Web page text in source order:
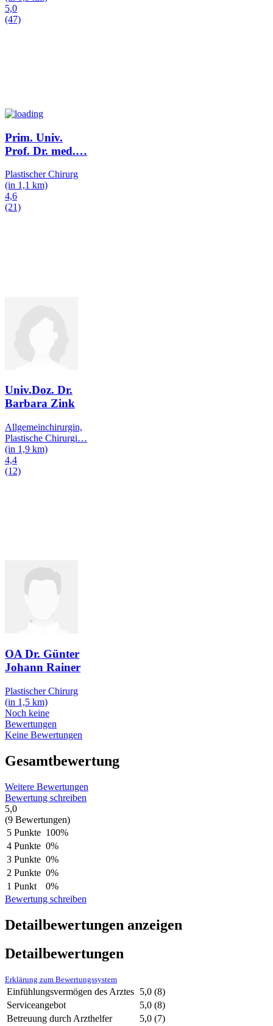
5,0
(47)
Prim. Univ.
Prof. Dr. med.…
Plastischer Chirurg
(in 1,1 km)
4,6
(21)
Univ.Doz. Dr.
Barbara Zink
Allgemeinchirurgin,
Plastische Chirurgi…
(in 1,9 km)
4,4
(12)
OA Dr. Günter
Johann Rainer
Plastischer Chirurg
(in 1,5 km)
Noch keine
Bewertungen
Keine Bewertungen
Gesamtbewertung
Weitere Bewertungen
Bewertung schreiben
5,0
(9 Bewertungen)
5 Punkte 100%
4 Punkte 0%
3 Punkte 0%
2 Punkte 0%
1 Punkt
0%
Bewertung schreiben
Detailbewertungen anzeigen
Detailbewertungen
Erklärung zum Bewertungssystem
Einfühlungsvermögen des Arztes 5,0 (8)
Serviceangebot
5,0 (8)
Betreuung durch Arzthelfer
5,0 (7)